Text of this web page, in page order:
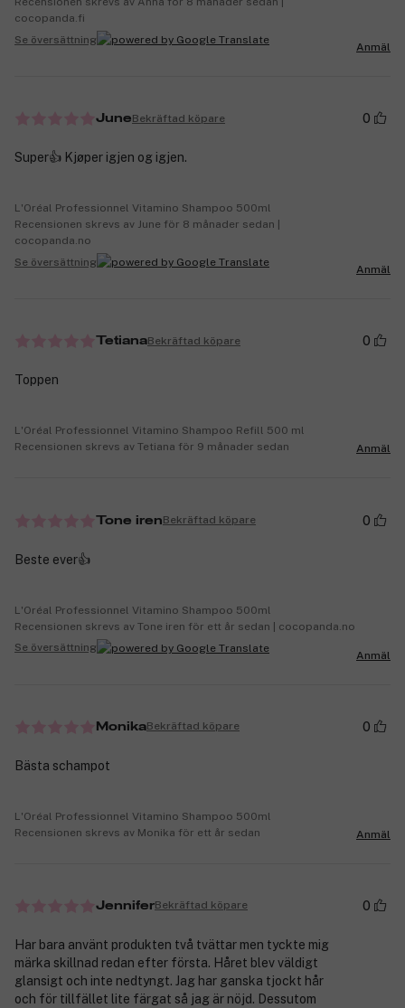
cocopanda.fi
Se översättning
Anmäl
JuneBekräftad köpare 0
Super👍 Kjøper igjen og igjen.
L'Oréal Professionnel Vitamino Shampoo 500ml
Recensionen skrevs av June för 8 månader sedan |
cocopanda.no
Se översättning
Anmäl
TetianaBekräftad köpare 0
Toppen
L'Oréal Professionnel Vitamino Shampoo Refill 500 ml
Recensionen skrevs av Tetiana för 9 månader sedan
Anmäl
Tone irenBekräftad köpare 0
Beste ever👍
L'Oréal Professionnel Vitamino Shampoo 500ml
Recensionen skrevs av Tone iren för ett år sedan | cocopanda.no
Se översättning
Anmäl
MonikaBekräftad köpare 0
Bästa schampot
L'Oréal Professionnel Vitamino Shampoo 500ml
Recensionen skrevs av Monika för ett år sedan
Anmäl
JenniferBekräftad köpare 0
Har bara använt produkten två tvättar men tyckte mig
märka skillnad redan efter första. Håret blev väldigt
glansigt och inte nedtyngt. Jag har ganska tjockt hår
och för tillfället lite färgat så jag är nöjd. Dessutom